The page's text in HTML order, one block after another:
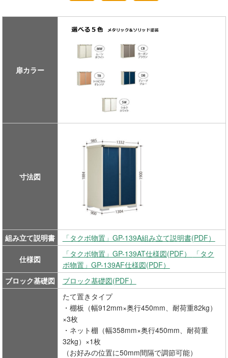
扉カラー
寸法図
組み立て説明書 「タクボ物置」GP-139A組み立て説明書(PDF）
仕様図
「タクボ物置」GP-139AT仕様図(PDF）
「タク
ボ物置」GP-139AF仕様図(PDF）
ブロック基礎図
ブロック基礎図(PDF）
たて置きタイプ
・棚板（幅912mm×奥行450mm、耐荷重82kg）
×3枚
・ネット棚（幅358mm×奥行450mm、耐荷重
32kg）×1枚
（お好みの位置に50mm間隔で調節可能）